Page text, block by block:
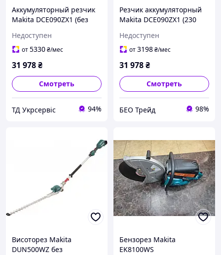
Аккумуляторный резчик
Makita DCE090ZX1 (без
Недоступен
от5330₴/мес
31 978₴
Смотреть
ТД Укрсервіс 94%
Резчик аккумуляторный
Makita DCE090ZX1 (230
зарядного устройства)
Недоступен
от3198₴/мес
31 978₴
Смотреть
БЕО Трейд 98%
Висоторез Makita
DUN500WZ без
Бензорез Makita
EK8100WS